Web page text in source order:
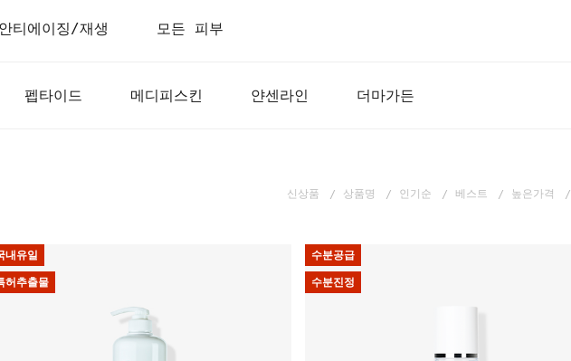
안티에이징/재생 모든 피부
펩타이드 메디피스킨 얀센라인 더마가든
신상품 상품명 인기순 베스트 높은가격
내유일
허추출물
수분공급
수분진정